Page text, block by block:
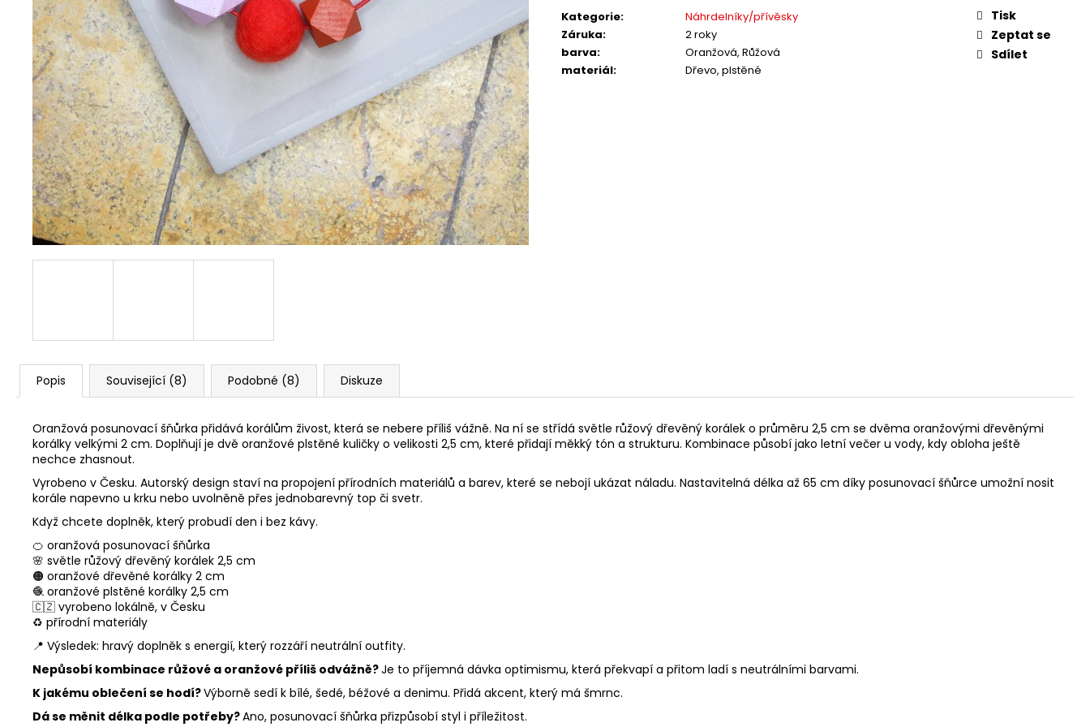
Kategorie:
Náhrdelníky/přívěsky
Záruka:
2 roky
barva:
Oranžová, Růžová
materiál: Dřevo, plstěné
Tisk
Zeptat se
Sdílet
Popis Související (8) Podobné (8) Diskuze
Oranžová posunovací šňůrka přidává korálům živost, která se nebere příliš vážně. Na ní se střídá světle růžový dřevěný korálek o průměru 2,5 cm se dvěma oranžovými dřevěnými
korálky velkými 2 cm. Doplňují je dvě oranžové plstěné kuličky o velikosti 2,5 cm, které přidají měkký tón a strukturu. Kombinace působí jako letní večer u vody, kdy obloha ještě
nechce zhasnout.
Vyrobeno v Česku. Autorský design staví na propojení přírodních materiálů a barev, které se nebojí ukázat náladu. Nastavitelná délka až 65 cm díky posunovací šňůrce umožní nosit
korále napevno u krku nebo uvolněně přes jednobarevný top či svetr.
Když chcete doplněk, který probudí den i bez kávy.
🍊 oranžová posunovací šňůrka
🌸 světle růžový dřevěný korálek 2,5 cm
🟠 oranžové dřevěné korálky 2 cm
🧶 oranžové plstěné korálky 2,5 cm
🇨🇿 vyrobeno lokálně, v Česku
♻️ přírodní materiály
📍 Výsledek: hravý doplněk s energií, který rozzáří neutrální outfity.
Nepůsobí kombinace růžové a oranžové příliš odvážně?Je to příjemná dávka optimismu, která překvapí a přitom ladí s neutrálními barvami.
K jakému oblečení se hodí?Výborně sedí k bílé, šedé, béžové a denimu. Přidá akcent, který má šmrnc.
Dá se měnit délka podle potřeby?Ano, posunovací šňůrka přizpůsobí styl i příležitost.